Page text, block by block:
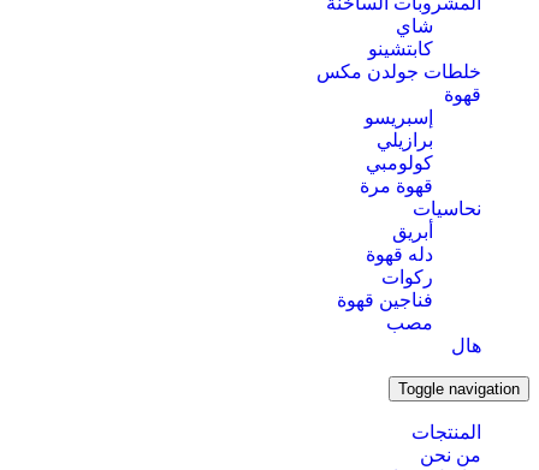
شاي
كابتشينو
خلطات جولدن مكس
قهوة
إسبريسو
برازيلي
كولومبي
قهوة مرة
نحاسيات
أبريق
‏دله قهوة
ركوات
فناجين قهوة
مصب
هال
Toggle navigation
المنتجات
من نحن